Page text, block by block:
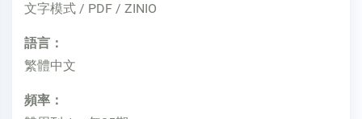
文字模式 / PDF / ZINIO
語言：
繁體中文
頻率：